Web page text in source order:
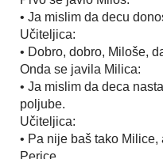
• Ja mislim da decu
Učiteljica:
• Dobro, dobro, Miloše,
Onda se javila Milica:
• Ja mislim da deca
poljube.
Učiteljica:
• Pa nije baš tako
Perice.